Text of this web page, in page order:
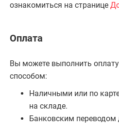
ознакомиться на странице
Оплата
Вы можете выполнить
способом:
Наличными или по
на складе.
Банковским переводом